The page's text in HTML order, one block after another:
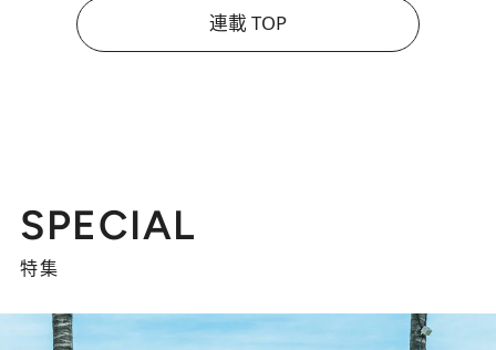
連載 TOP
SPECIAL
特集